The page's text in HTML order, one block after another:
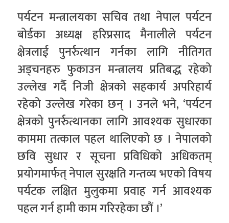
पर्यटन मन्त्रालयका सचिव तथा नेपाल पर्यटन
बोर्डका अध्यक्ष हरिप्रसाद मैनालीले पर्यटन
क्षेत्रलाई पुनर्रुत्थान गर्नका लागि नीतिगत
अड्चनहरु फुकाउन मन्त्रालय प्रतिबद्ध रहेको
उल्लेख गर्दै निजी क्षेत्रको सहकार्य अपरिहार्य
रहेको उल्लेख गरेका छन् । उनले भने, ‘पर्यटन
क्षेत्रको पुनर्रुत्थानका लागि आवश्यक सुधारका
काममा तत्काल पहल थालिएको छ । नेपालको
छवि सुधार र सूचना प्रविधिको अधिकतम्
प्रयोगमार्फत् नेपाल सुरक्षति गन्तव्य भएको विषय
पर्यटक लक्षित मुलुकमा प्रवाह गर्न आवश्यक
पहल गर्न हामी काम गरिरहेका छौं ।’